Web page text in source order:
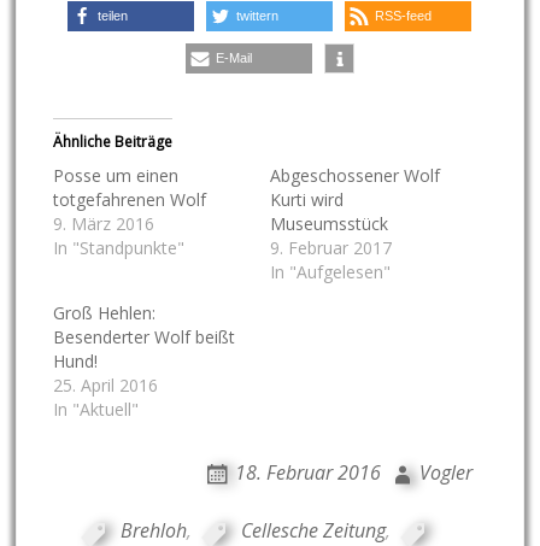
teilen twittern RSS-feed
E-Mail
Ähnliche Beiträge
Posse um einen
totgefahrenen Wolf
9. März 2016
In "Standpunkte"
Abgeschossener Wolf
Kurti wird
Museumsstück
9. Februar 2017
In "Aufgelesen"
Groß Hehlen:
Besenderter Wolf beißt
Hund!
25. April 2016
In "Aktuell"
18. Februar 2016 Vogler
Brehloh, Cellesche Zeitung,